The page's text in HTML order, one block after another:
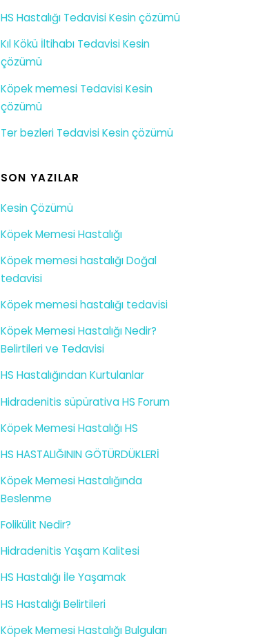
HS Hastalığı Tedavisi Kesin çözümü
Kıl Kökü İltihabı Tedavisi Kesin
çözümü
Köpek memesi Tedavisi Kesin
çözümü
Ter bezleri Tedavisi Kesin çözümü
SON YAZILAR
Kesin Çözümü
Köpek Memesi Hastalığı
Köpek memesi hastalığı Doğal
tedavisi
Köpek memesi hastalığı tedavisi
Köpek Memesi Hastalığı Nedir?
Belirtileri ve Tedavisi
HS Hastalığından Kurtulanlar
Hidradenitis süpürativa HS Forum
Köpek Memesi Hastalığı HS
HS HASTALIĞININ GÖTÜRDÜKLERİ
Köpek Memesi Hastalığında
Beslenme
Folikülit Nedir?
Hidradenitis Yaşam Kalitesi
HS Hastalığı İle Yaşamak
HS Hastalığı Belirtileri
Köpek Memesi Hastalığı Bulguları